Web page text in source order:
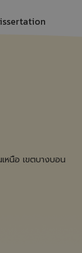
นือ เขตบางบอน